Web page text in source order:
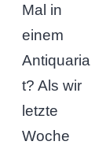
Mal in
einem
Antiquaria
t? Als wir
letzte
Woche